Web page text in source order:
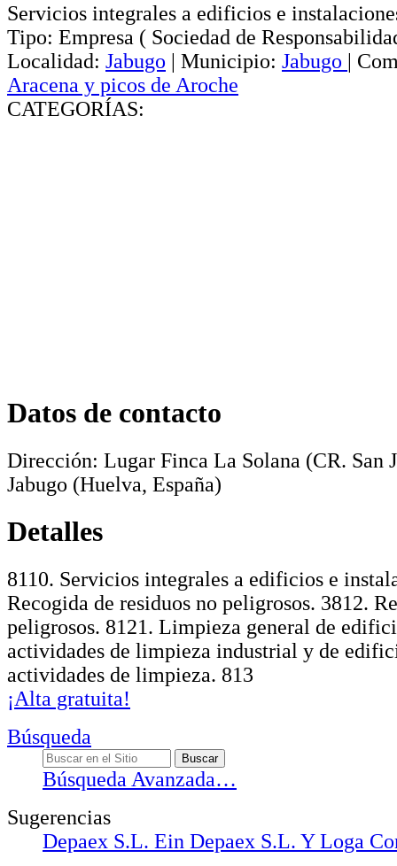
Servicios integrales a edificios e
Tipo: Empresa ( Sociedad de
Localidad: Jabugo | Municipio: Jabugo |
Aracena y picos de Aroche
CATEGORÍAS:
Datos de contacto
Dirección: Lugar Finca La Solana (CR. San
Jabugo (Huelva, España)
Detalles
8110. Servicios integrales a edificios e
Recogida de residuos no peligrosos. 3812.
peligrosos. 8121. Limpieza general de
actividades de limpieza industrial y de
actividades de limpieza. 813
¡Alta gratuita!
Búsqueda
Búsqueda Avanzada…
Sugerencias
Depaex S.L. Ein Depaex S.L. Y Loga